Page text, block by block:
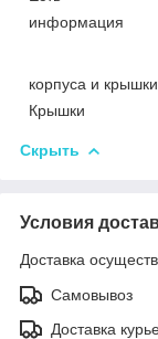
информация
корпуса и крышки
Крышки
Скрыть
Условия
Доставка
Самовывоз
Доставка